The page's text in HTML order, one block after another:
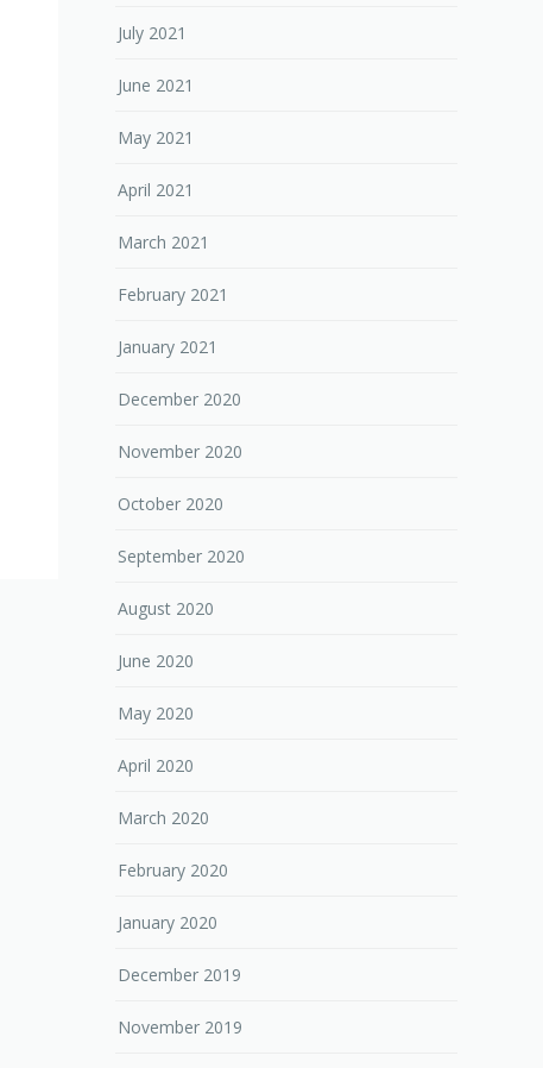
July 2021
June 2021
May 2021
April 2021
March 2021
February 2021
January 2021
December 2020
November 2020
October 2020
September 2020
August 2020
June 2020
May 2020
April 2020
March 2020
February 2020
January 2020
December 2019
November 2019